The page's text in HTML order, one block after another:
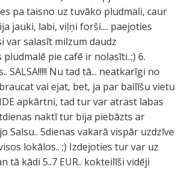
pa taisno uz tuvāko pludmali, caur
jauki, labi, viļņi forši.... paejoties
var salasīt milzum daudz
pie cafē ir nolasīti..;) 6.
SALSA!!!!! Nu tad tā... neatkarīgi no
vai ejat, bet, ja par ballīšu vietu
apkārtni, tad tur var atrast labas
naktī tur bija piebāzts ar
Salsu.. 5dienas vakarā vispār uzdzīve
lokālos.. ;) Izdejoties tur var uz
tā kādi 5..7 EUR.. kokteilīši vidēji